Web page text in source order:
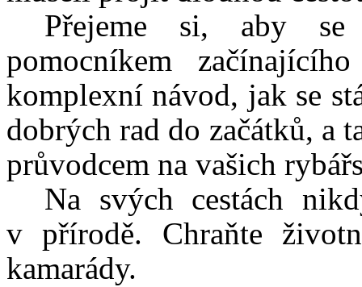
Přejeme si, aby
pomocníkem
komplexní návod, jak se
dobrých rad do začátků, a
průvodcem na vašich
Na svých cestách
v přírodě. Chraňte
kamarády.